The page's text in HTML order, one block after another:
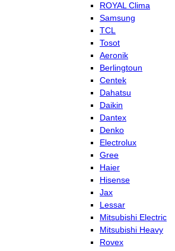
ROYAL Clima
Samsung
TCL
Tosot
Aeronik
Berlingtoun
Centek
Dahatsu
Daikin
Dantex
Denko
Electrolux
Gree
Haier
Hisense
Jax
Lessar
Mitsubishi Electric
Mitsubishi Heavy
Rovex